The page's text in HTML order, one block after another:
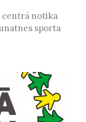
centrā notika
sporta